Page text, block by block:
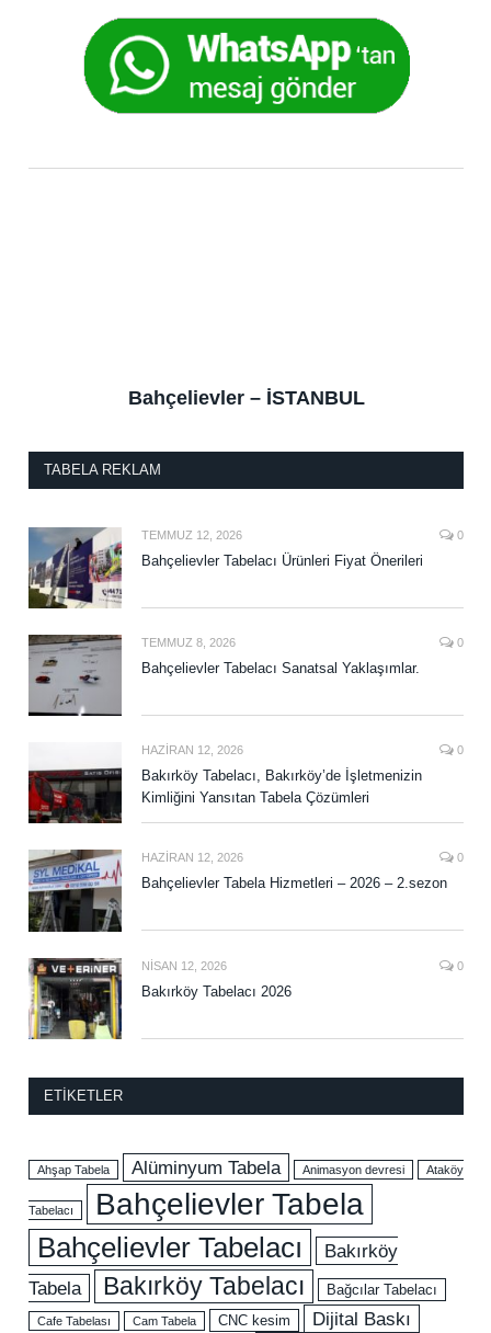
Bahçelievler – İSTANBUL
TABELA REKLAM
TEMMUZ 12, 2026 0
Bahçelievler Tabelacı Ürünleri Fiyat Önerileri
TEMMUZ 8, 2026 0
Bahçelievler Tabelacı Sanatsal Yaklaşımlar.
HAZIRAN 12, 2026 0
Bakırköy Tabelacı, Bakırköy’de İşletmenizin
Kimliğini Yansıtan Tabela Çözümleri
HAZIRAN 12, 2026 0
Bahçelievler Tabela Hizmetleri – 2026 – 2.sezon
NISAN 12, 2026 0
Bakırköy Tabelacı 2026
ETIKETLER
Ahşap Tabela Alüminyum Tabela Animasyon devresi Ataköy
Tabelacı Bahçelievler Tabela
Bahçelievler Tabelacı
Bakırköy
Tabela
Bakırköy Tabelacı Bağcılar Tabelacı
Cafe Tabelası Cam Tabela CNC kesim Dijital Baskı